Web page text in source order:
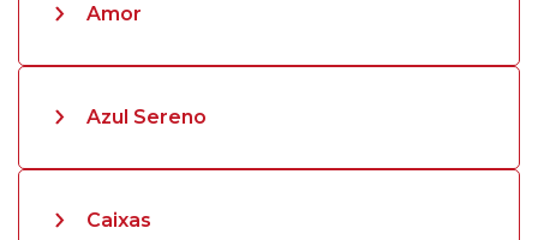
Amor
Azul Sereno
Caixas